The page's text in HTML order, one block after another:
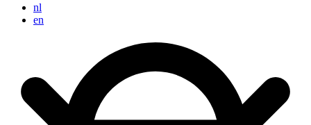
nl
en